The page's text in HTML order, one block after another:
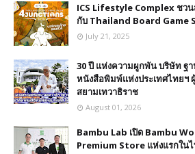
ICS Lifestyle Complex ชวน
กับ Thailand Board Game
July 21, 2025
30 ปี​ แห่งความผูกพัน บริษัท ฐ
หนังสือพิมพ์แห่งประเทศไทยฯ
สยามเทวาธิราช
August 01, 2026
Bambu Lab เปิด Bambu
Premium Store แห่งแรกใน